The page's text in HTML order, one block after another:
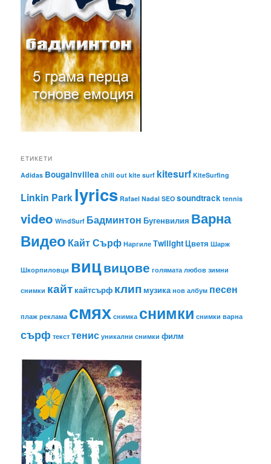
ЕТИКЕТИ
Adidas Bougainvillea chill out kite surf kitesurf KiteSurfing
Linkin Parklyrics Rafael Nadal SEO soundtrack tennis
video WindSurf Бадминтон Бугенвилия Варна
Видео Кайт Сърф Наргиле ТwilightЦветя Шарж
Шкорпиловци вицвицове голямата любов зимни
снимки кайт кайтсърф клип музика нов албум песен
плаж реклама смях снимка снимки снимки варна
сърф текст тенис уникални снимки филм